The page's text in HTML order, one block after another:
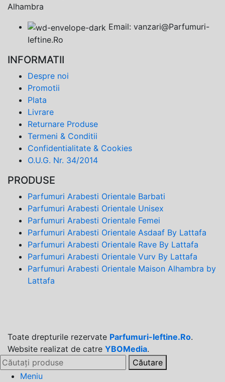
Alhambra
Email: vanzari@Parfumuri-
Ieftine.Ro
INFORMATII
Despre noi
Promotii
Plata
Livrare
Returnare Produse
Termeni & Conditii
Confidentialitate & Cookies
O.U.G. Nr. 34/2014
PRODUSE
Parfumuri Arabesti Orientale Barbati
Parfumuri Arabesti Orientale Unisex
Parfumuri Arabesti Orientale Femei
Parfumuri Arabesti Orientale Asdaaf By Lattafa
Parfumuri Arabesti Orientale Rave By Lattafa
Parfumuri Arabesti Orientale Vurv By Lattafa
Parfumuri Arabesti Orientale Maison Alhambra by
Lattafa
Toate drepturile rezervate Parfumuri-Ieftine.Ro.
Website realizat de catre YBOMedia.
Căutare
Meniu